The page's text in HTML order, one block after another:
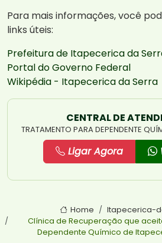
Para mais informações, você
links úteis:
Prefeitura de Itapecerica da
Portal do Governo Federal
Wikipédia - Itapecerica da Serra
CENTRAL DE
TRATAMENTO PARA DEPENDENTE
Ligar Agora
Home
Itapecerica-
Clínica de Recuperação que
Dependente Químico de